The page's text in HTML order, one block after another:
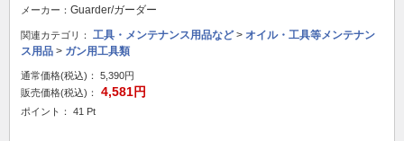
メーカー： Guarder/ガーダー
関連カテゴリ： 工具・メンテナンス用品など> オイル・工具等メンテナン
ス用品 > ガン用工具類
通常価格(税込)：
5,390円
販売価格(税込)：
4,581円
ポイント： 41 Pt